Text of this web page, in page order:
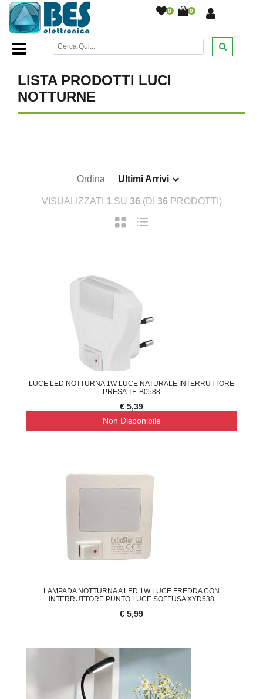
0 0
Home Page/ILLUMINAZIONE
LISTA PRODOTTI LUCI
NOTTURNE
Ordina Ultimi Arrivi
VISUALIZZATI 1 SU 36 (DI 36 PRODOTTI)
LUCE LED NOTTURNA 1W LUCE NATURALE INTERRUTTORE
PRESA TE-B0588
€ 5,39
Non Disponibile
LAMPADA NOTTURNA A LED 1W LUCE FREDDA CON
INTERRUTTORE PUNTO LUCE SOFFUSA XYD538
€ 5,99